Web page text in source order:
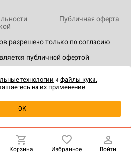
о наличии
разрешено только по согласию
публичной офертой
Публичная оферта
Корзина Избранное Войти
технологии и файлы куки.
на их применение
OK